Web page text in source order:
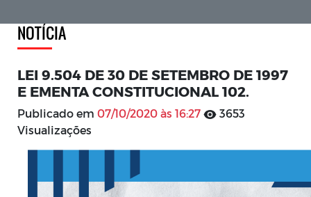
NOTÍCIA
LEI 9.504 DE 30 DE SETEMBRO DE 1997
E EMENTA CONSTITUCIONAL 102.
Publicado em 07/10/2020 às 16:27
3653
Visualizações